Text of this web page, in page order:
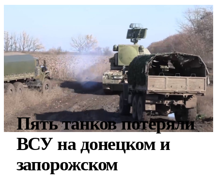
Пять танков потеряли
ВСУ на донецком и
запорожском